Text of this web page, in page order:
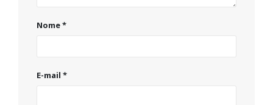
Nome*
E-mail *